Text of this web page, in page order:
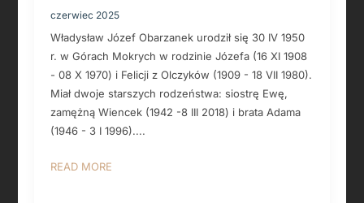
czerwiec 2025
Władysław Józef Obarzanek urodził się 30 IV 1950
r. w Górach Mokrych w rodzinie Józefa (16 XI 1908
- 08 X 1970) i Felicji z Olczyków (1909 - 18 VII 1980).
Miał dwoje starszych rodzeństwa: siostrę Ewę,
zamężną Wiencek (1942 -8 III 2018) i brata Adama
(1946 - 3 I 1996)....
READ MORE